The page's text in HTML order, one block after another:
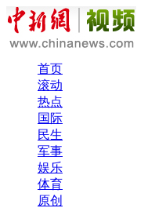
首页
滚动
热点
国际
民生
军事
娱乐
体育
原创